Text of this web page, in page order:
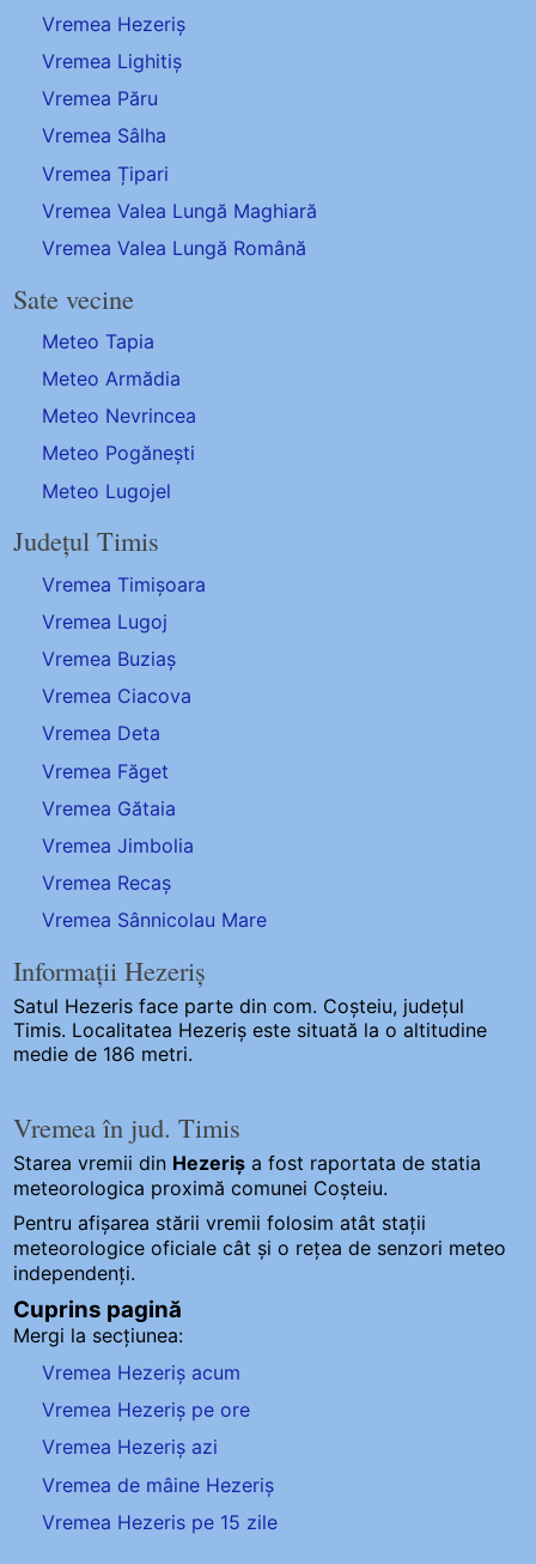
Vremea Hezeriș
Vremea Lighitiș
Vremea Păru
Vremea Sâlha
Vremea Țipari
Vremea Valea Lungă Maghiară
Vremea Valea Lungă Română
Sate vecine
Meteo Tapia
Meteo Armădia
Meteo Nevrincea
Meteo Pogănești
Meteo Lugojel
Județul Timis
Vremea Timișoara
Vremea Lugoj
Vremea Buziaș
Vremea Ciacova
Vremea Deta
Vremea Făget
Vremea Gătaia
Vremea Jimbolia
Vremea Recaș
Vremea Sânnicolau Mare
Informații Hezeriș
Satul Hezeris face parte din com. Coșteiu, județul
Timis. Localitatea Hezeriș este situată la o altitudine
medie de 186 metri.
Vremea în jud. Timis
Starea vremii din Hezeriș a fost raportata de statia
meteorologica proximă comunei Coșteiu.
Pentru afișarea stării vremii folosim atât stații
meteorologice oficiale cât și o rețea de senzori meteo
independenți.
Cuprins pagină
Mergi la secțiunea:
Vremea Hezeriș acum
Vremea Hezeriș pe ore
Vremea Hezeriș azi
Vremea de mâine Hezeriș
Vremea Hezeris pe 15 zile